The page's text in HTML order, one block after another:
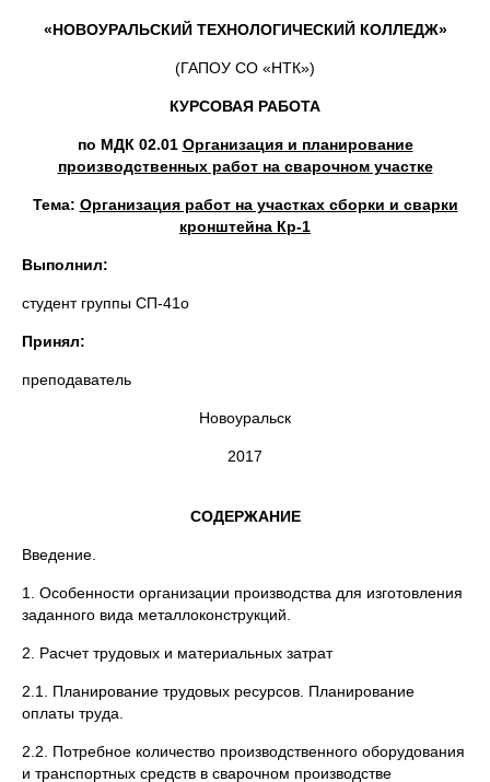
«НОВОУРАЛЬСКИЙ ТЕХНОЛОГИЧЕСКИЙ КОЛЛЕДЖ»
(ГАПОУ СО «НТК»)
КУРСОВАЯ РАБОТА
по МДК 02.01 Организация и планирование
производственных работ на сварочном участке
Тема: Организация работ на участках сборки и сварки
кронштейна Кр-1
Выполнил:
студент группы СП-41о
Принял:
преподаватель
Новоуральск
2017
СОДЕРЖАНИЕ
Введение.
1. Особенности организации производства для изготовления
заданного вида металлоконструкций.
2. Расчет трудовых и материальных затрат
2.1. Планирование трудовых ресурсов. Планирование
оплаты труда.
2.2. Потребное количество производственного оборудования
и транспортных средств в сварочном производстве